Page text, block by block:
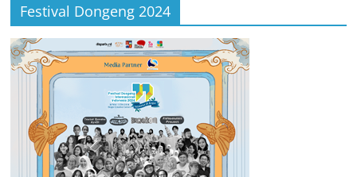
Festival Dongeng 2024